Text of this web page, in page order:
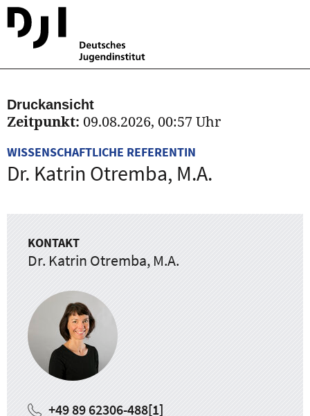
Druckansicht
Zeitpunkt: 09.08.2026, 00:57 Uhr
WISSENSCHAFTLICHE REFERENTIN
Dr. Katrin Otremba, M.A.
KONTAKT
Dr. Katrin Otremba, M.A.
+49 89 62306-488[1]